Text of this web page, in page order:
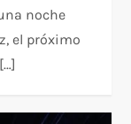
noche
el próximo